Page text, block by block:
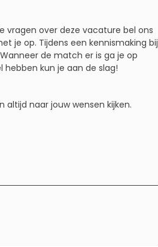
vragen over deze vacature bel ons
je op. Tijdens een kennismaking bij
de match er is ga je op
kun je aan de slag!
naar jouw wensen kijken.